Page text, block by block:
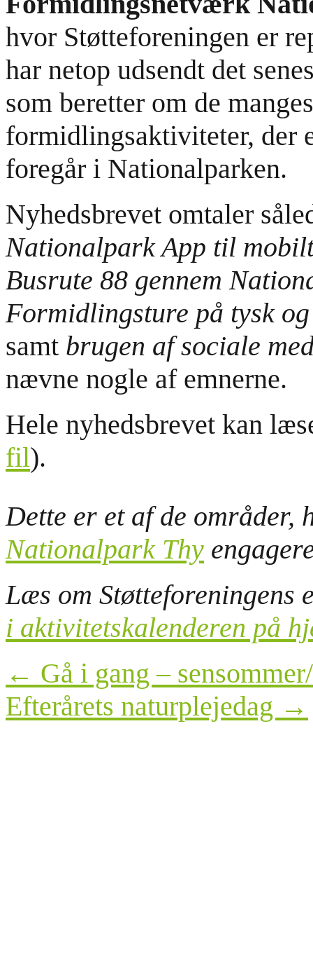
hvor Støtteforeningen er
har netop udsendt det
som beretter om de
formidlingsaktiviteter, der
foregår i Nationalparken.
Nyhedsbrevet omtaler
Nationalpark App til
Busrute 88 gennem
Formidlingsture på tysk
samt brugen af sociale
nævne nogle af emnerne.
Hele nyhedsbrevet kan
fil).
Dette er et af de områder,
Nationalpark Thy
Læs om Støtteforeningens
i aktivitetskalenderen på
navigation
← Gå i gang –
Efterårets naturplejedag →